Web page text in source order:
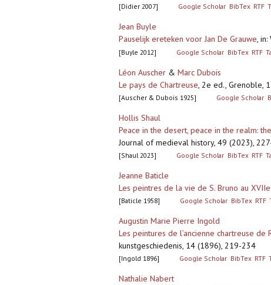
[Didier 2007] Google Scholar BibTex RTF
Jean Buyle
Pauselijk ereteken voor Jan De Grauwe, in:
[Buyle 2012] Google Scholar BibTex RTF
Léon Auscher & Marc Dubois
Le pays de Chartreuse, 2e ed., Grenoble,
[Auscher & Dubois 1925] Google Scholar
Hollis Shaul
Peace in the desert, peace in the realm:
Journal of medieval history, 49 (2023),
[Shaul 2023] Google Scholar BibTex RTF
Jeanne Baticle
Les peintres de la vie de S. Bruno au XVIIe
[Baticle 1958] Google Scholar BibTex RTF
Augustin Marie Pierre Ingold
Les peintures de l’ancienne chartreuse
kunstgeschiedenis, 14 (1896), 219-234
[Ingold 1896] Google Scholar BibTex RTF
Nathalie Nabert